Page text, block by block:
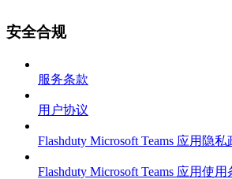
安全合规
服务条款
用户协议
Flashduty Microsoft Teams 应用隐私
Flashduty Microsoft Teams 应用使用